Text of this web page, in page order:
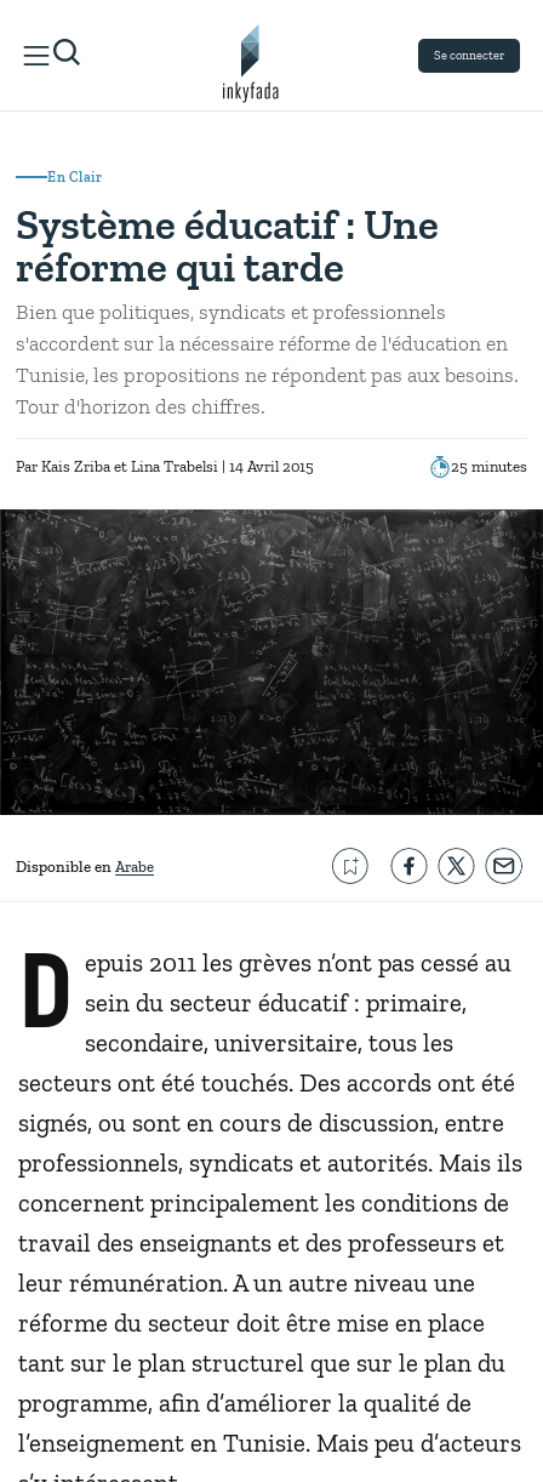
Se connecter
En Clair
Système éducatif : Une
réforme qui tarde
Bien que politiques, syndicats et professionnels
s'accordent sur la nécessaire réforme de l'éducation en
Tunisie, les propositions ne répondent pas aux besoins.
Tour d'horizon des chiffres.
Par Kais Zriba Lina Trabelsi | 14 Avril 2015 25 minutes
Disponible en Arabe
D epuis 2011 les grèves n’ont pas cessé au
sein du secteur éducatif : primaire,
secondaire, universitaire, tous les
secteurs ont été touchés. Des accords ont été
signés, ou sont en cours de discussion, entre
professionnels, syndicats et autorités. Mais ils
concernent principalement les conditions de
travail des enseignants et des professeurs et
leur rémunération. A un autre niveau une
réforme du secteur doit être mise en place
tant sur le plan structurel que sur le plan du
programme, afin d’améliorer la qualité de
l’enseignement en Tunisie. Mais peu d’acteurs